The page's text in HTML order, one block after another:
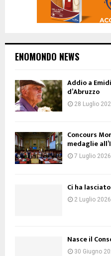
ENOMONDO NEWS
Addio a
d’Abruzzo
28 Luglio
Concours
medaglie
7 Luglio 2026
Ci ha
2 Luglio 2026
Nasce il
30 Giugno